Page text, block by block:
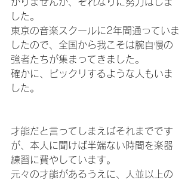
した。
東京の音楽スクールに2年間通っていま
したので、全国から我こそは腕自慢の
強者たちが集まってきました。
確かに、ビックリするような人もいま
した。
才能だと言ってしまえばそれまでです
が、本人に聞けば半端ない時間を楽器
練習に費やしています。
元々の才能があるうえに、人並以上の